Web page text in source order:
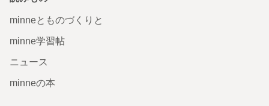
minneとものづくりと
minne学習帖
ニュース
minneの本